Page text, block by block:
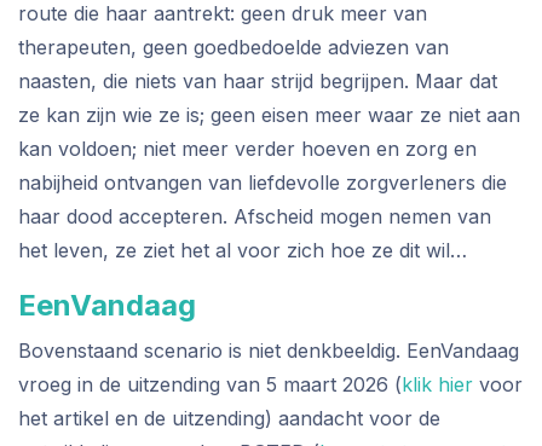
route die haar aantrekt: geen druk meer van
therapeuten, geen goedbedoelde adviezen van
naasten, die niets van haar strijd begrijpen. Maar dat
ze kan zijn wie ze is; geen eisen meer waar ze niet aan
kan voldoen; niet meer verder hoeven en zorg en
nabijheid ontvangen van liefdevolle zorgverleners die
haar dood accepteren. Afscheid mogen nemen van
het leven, ze ziet het al voor zich hoe ze dit wil…
EenVandaag
Bovenstaand scenario is niet denkbeeldig. EenVandaag
vroeg in de uitzending van 5 maart 2026 (klik hier voor
het artikel en de uitzending) aandacht voor de